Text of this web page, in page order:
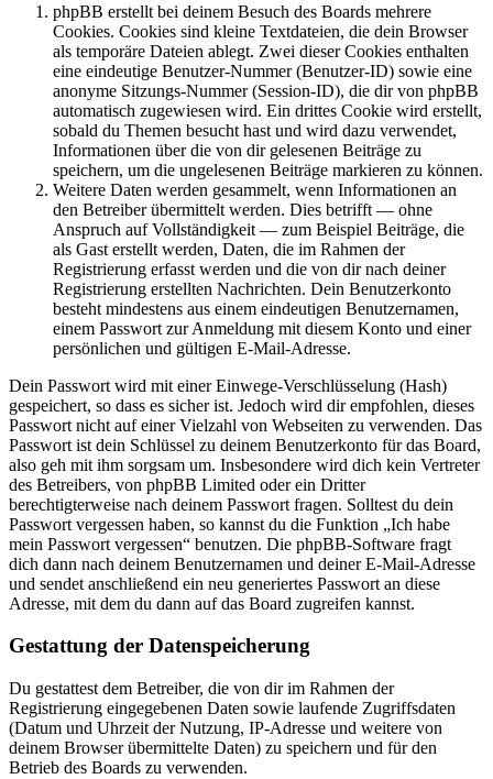
phpBB erstellt bei deinem Besuch des Boards mehrere
Cookies. Cookies sind kleine Textdateien, die dein Browser
als temporäre Dateien ablegt. Zwei dieser Cookies enthalten
eine eindeutige Benutzer-Nummer (Benutzer-ID) sowie eine
anonyme Sitzungs-Nummer (Session-ID), die dir von phpBB
automatisch zugewiesen wird. Ein drittes Cookie wird erstellt,
sobald du Themen besucht hast und wird dazu verwendet,
Informationen über die von dir gelesenen Beiträge zu
speichern, um die ungelesenen Beiträge markieren zu können.
Weitere Daten werden gesammelt, wenn Informationen an
den Betreiber übermittelt werden. Dies betrifft — ohne
Anspruch auf Vollständigkeit — zum Beispiel Beiträge, die
als Gast erstellt werden, Daten, die im Rahmen der
Registrierung erfasst werden und die von dir nach deiner
Registrierung erstellten Nachrichten. Dein Benutzerkonto
besteht mindestens aus einem eindeutigen Benutzernamen,
einem Passwort zur Anmeldung mit diesem Konto und einer
persönlichen und gültigen E-Mail-Adresse.
Dein Passwort wird mit einer Einwege-Verschlüsselung (Hash)
gespeichert, so dass es sicher ist. Jedoch wird dir empfohlen, dieses
Passwort nicht auf einer Vielzahl von Webseiten zu verwenden. Das
Passwort ist dein Schlüssel zu deinem Benutzerkonto für das Board,
also geh mit ihm sorgsam um. Insbesondere wird dich kein Vertreter
des Betreibers, von phpBB Limited oder ein Dritter
berechtigterweise nach deinem Passwort fragen. Solltest du dein
Passwort vergessen haben, so kannst du die Funktion „Ich habe
mein Passwort vergessen“ benutzen. Die phpBB-Software fragt
dich dann nach deinem Benutzernamen und deiner E-Mail-Adresse
und sendet anschließend ein neu generiertes Passwort an diese
Adresse, mit dem du dann auf das Board zugreifen kannst.
Gestattung der Datenspeicherung
Du gestattest dem Betreiber, die von dir im Rahmen der
Registrierung eingegebenen Daten sowie laufende Zugriffsdaten
(Datum und Uhrzeit der Nutzung, IP-Adresse und weitere von
deinem Browser übermittelte Daten) zu speichern und für den
Betrieb des Boards zu verwenden.